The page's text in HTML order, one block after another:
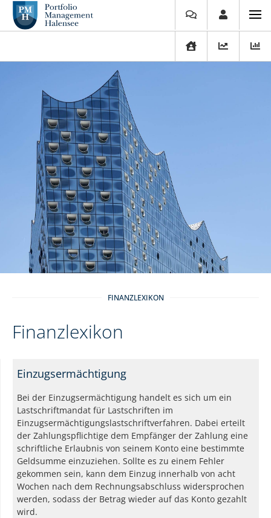
FINANZLEXIKON
Finanzlexikon
Einzugsermächtigung
Bei der Einzugsermächtigung handelt es sich um ein
Lastschriftmandat für Lastschriften im
Einzugsermächtigungslastschriftverfahren. Dabei erteilt
der Zahlungspflichtige dem Empfänger der Zahlung eine
schriftliche Erlaubnis von seinem Konto eine bestimmte
Geldsumme einzuziehen. Sollte es zu einem Fehler
gekommen sein, kann dem Einzug innerhalb von acht
Wochen nach dem Rechnungsabschluss widersprochen
werden, sodass der Betrag wieder auf das Konto gezahlt
wird.